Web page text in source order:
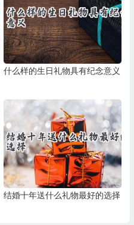
什么样的生日礼物具有纪念意义
结婚十年送什么礼物最好的选择